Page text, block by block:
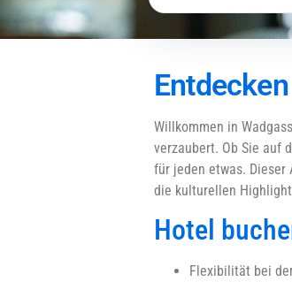
Willkommen in
verzaubert. Ob Sie auf
für jeden etwas.
die kulturellen
Hotel
Flexibilität bei